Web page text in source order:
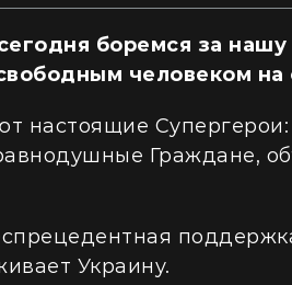
лайнере: сколько
боремся за нашу
человеком на
настоящие
Граждане,
Украину.